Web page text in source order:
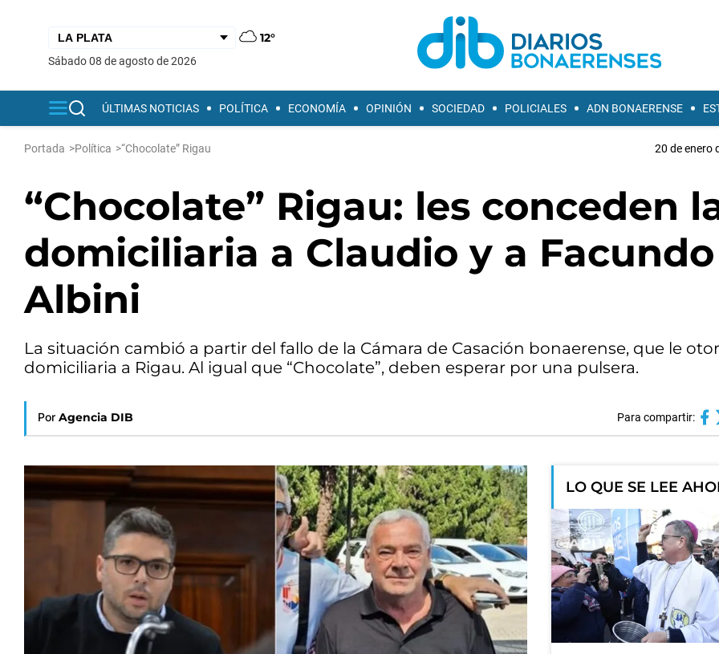
12°
sábado 08 de agosto de 2026
ÚLTIMAS NOTICIAS POLÍTICA ECONOMÍA OPINIÓN SOCIEDAD POLICIALES ADN BONAERENSE
Portada >Política >“Chocolate” Rigau 20 de enero
“Chocolate” Rigau: les conceden
domiciliaria a Claudio y a Facundo
Albini
La situación cambió a partir del fallo de la Cámara de Casación bonaerense, que le
domiciliaria a Rigau. Al igual que “Chocolate”, deben esperar por una pulsera.
Por Agencia DIB Para compartir:
LO QUE SE LEE